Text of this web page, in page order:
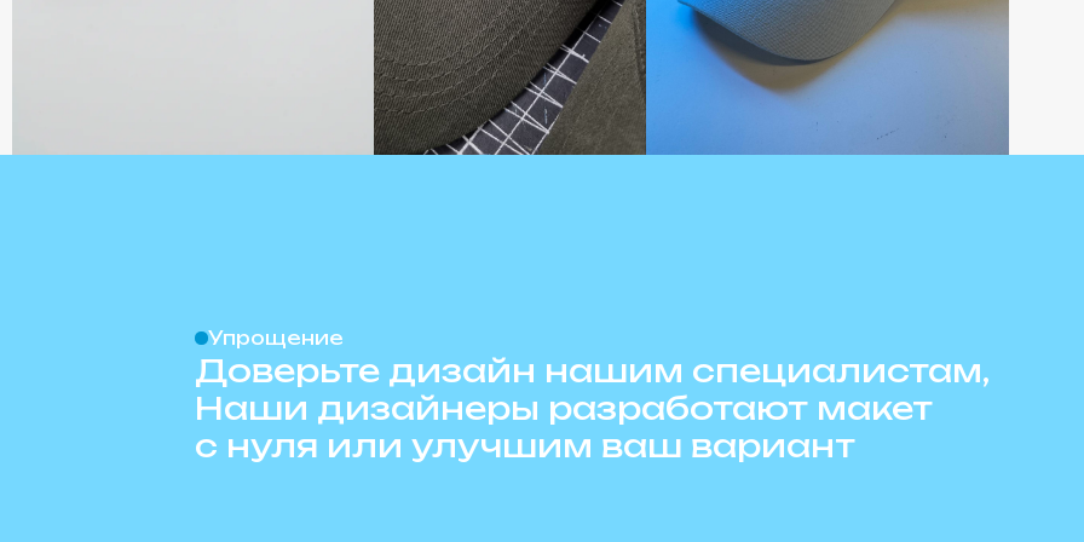
Упрощение
Доверьте дизайн нашим специалистам,
Наши дизайнеры разработают макет
с нуля или улучшим ваш вариант